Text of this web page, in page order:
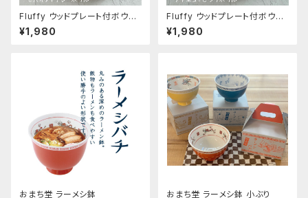
Fluffy ウッドプレート付ボウル
シバイヌ
¥1,980
Fluffy ウッドプレート付ボウル
ブチネコ
¥1,980
おまち堂 ラーメシ鉢 おまち堂 ラーメシ鉢 小ぶり